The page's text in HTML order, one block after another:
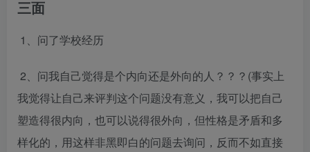
三面
​ 1、问了学校经历
​ 2、问我自己觉得是个内向还是外向的人？？？(事实上
我觉得让自己来评判这个问题没有意义，我可以把自己
塑造得很内向，也可以说得很外向，但性格是矛盾和多
样化的，用这样非黑即白的问题去询问，反而不如直接